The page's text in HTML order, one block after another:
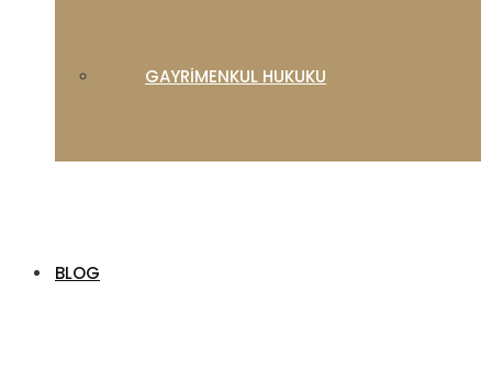
GAYRIMENKUL HUKUKU
BLOG